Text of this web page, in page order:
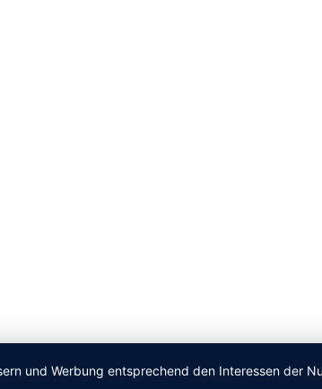
und Werbung entsprechend den Interessen der